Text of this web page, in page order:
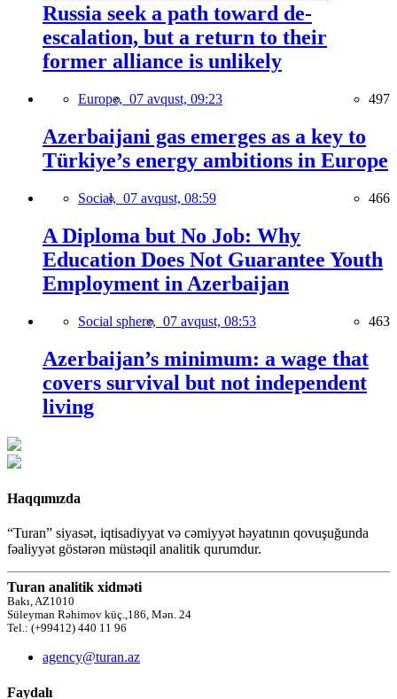
Russia seek a path toward de-
escalation, but a return to their
former alliance is unlikely
Europe, 07 avqust, 09:23 497
Azerbaijani gas emerges as a key to
Türkiye’s energy ambitions in Europe
Social, 07 avqust, 08:59 466
A Diploma but No Job: Why
Education Does Not Guarantee Youth
Employment in Azerbaijan
Social sphere, 07 avqust, 08:53 463
Azerbaijan’s minimum: a wage that
covers survival but not independent
living
Haqqımızda
“Turan” siyasət, iqtisadiyyat və cəmiyyət həyatının qovuşuğunda
fəaliyyət göstərən müstəqil analitik qurumdur.
Turan analitik xidməti
Bakı, AZ1010
Süleyman Rəhimov küç.,186, Mən. 24
Tel.: (+99412) 440 11 96
agency@turan.az
Faydalı